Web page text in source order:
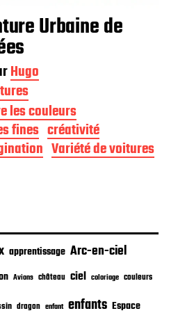
Urbaine de
Hugo
les couleurs
fines créativité
Variété de voitures
apprentissage Arc-en-ciel
Avions château ciel coloriage couleurs
dragon enfant enfants Espace